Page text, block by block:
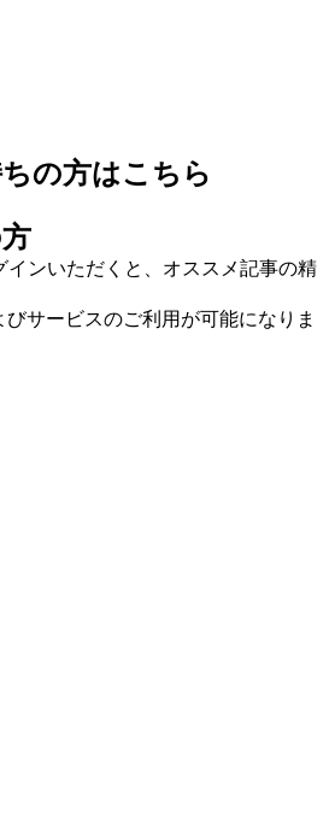
の方はこちら
ンいただくと、オススメ記事の精
サービスのご利用が可能になりま